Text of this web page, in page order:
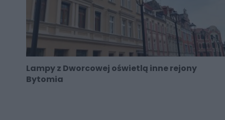
Lampy z Dworcowej oświetlą inne rejony
Bytomia